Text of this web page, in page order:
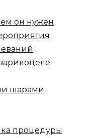
он нужен
шарами
процедуры